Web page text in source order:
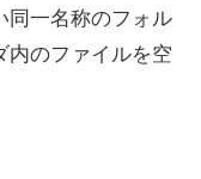
同一名称のフォル
内のファイルを空